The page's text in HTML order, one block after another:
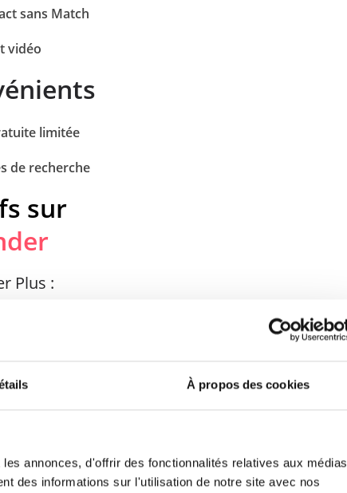
À propos des cookies
annonces, d'offrir des fonctionnalités relatives aux médias
des informations sur l'utilisation de notre site avec nos
sans Match
vidéo
limitée
de recherche
sur
Plus :
: 14,99 €